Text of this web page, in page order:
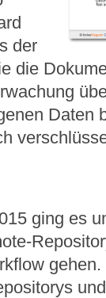
der
die
Daten
ging es